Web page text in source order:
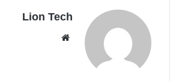
Lion Tech